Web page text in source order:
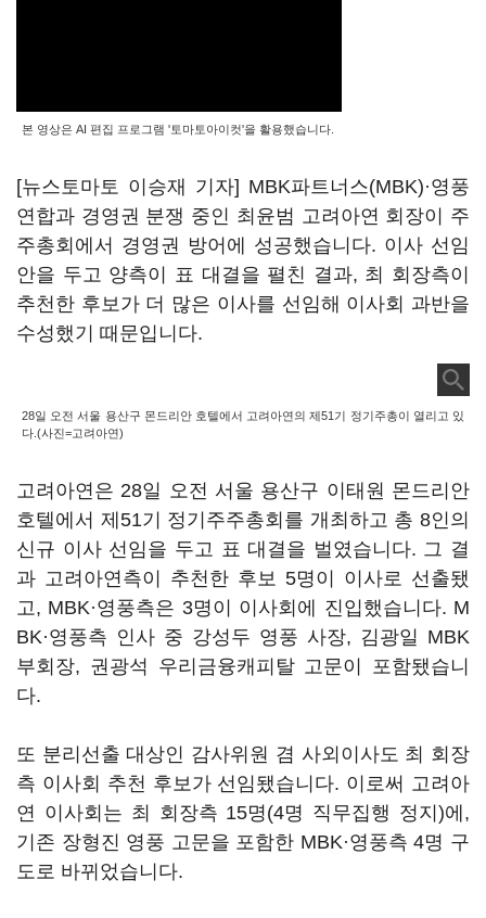
본 영상은 AI 편집 프로그램 '토마토아이컷'을 활용했습니다.
[뉴스토마토 이승재 기자] MBK파트너스(MBK)·영풍
연합과 경영권 분쟁 중인 최윤범 고려아연 회장이 주
주총회에서 경영권 방어에 성공했습니다. 이사 선임
안을 두고 양측이 표 대결을 펼친 결과, 최 회장측이
추천한 후보가 더 많은 이사를 선임해 이사회 과반을
수성했기 때문입니다.
28일 오전 서울 용산구 몬드리안 호텔에서 고려아연의 제51기 정기주총이 열리고 있
다.(사진=고려아연)
고려아연은 28일 오전 서울 용산구 이태원 몬드리안
호텔에서 제51기 정기주주총회를 개최하고 총 8인의
신규 이사 선임을 두고 표 대결을 벌였습니다. 그 결
과 고려아연측이 추천한 후보 5명이 이사로 선출됐
고, MBK·영풍측은 3명이 이사회에 진입했습니다. M
BK·영풍측 인사 중 강성두 영풍 사장, 김광일 MBK
부회장, 권광석 우리금융캐피탈 고문이 포함됐습니
다.
또 분리선출 대상인 감사위원 겸 사외이사도 최 회장
측 이사회 추천 후보가 선임됐습니다. 이로써 고려아
연 이사회는 최 회장측 15명(4명 직무집행 정지)에,
기존 장형진 영풍 고문을 포함한 MBK·영풍측 4명 구
도로 바뀌었습니다.